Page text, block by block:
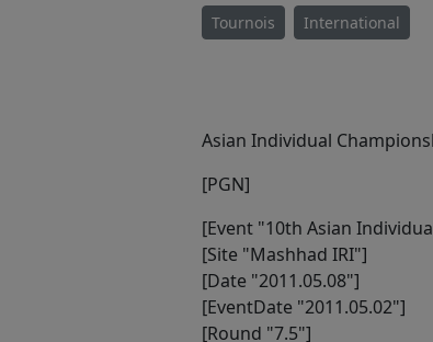
Tournois International
Asian Individual
[PGN]
[Event "10th Asian
[Site "Mashhad IRI"]
[Date "2011.05.08"]
[EventDate "2011.05.02"]
[Round "7.5"]